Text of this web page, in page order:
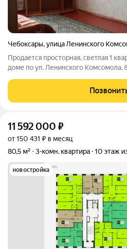
Чебоксары,улица Ленинского
Продается просторная, светлая 1
доме по ул. Ленинского Комсомола,
удобную планировку. Квартира
9этажного панельного дома
11 592 000 ₽
от 150 431 ₽ в месяц
80,5 м²
3-комн. квартира 10 этаж
новостройка